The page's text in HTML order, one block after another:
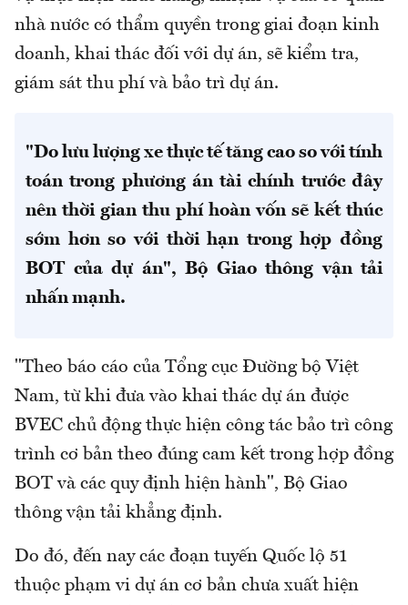
nhà nước có thẩm quyền trong giai đoạn kinh
doanh, khai thác đối với dự án, sẽ kiểm tra,
giám sát thu phí và bảo trì dự án.
"Do lưu lượng xe thực tế tăng cao so với tính
toán trong phương án tài chính trước đây
nên thời gian thu phí hoàn vốn sẽ kết thúc
sớm hơn so với thời hạn trong hợp đồng
BOT của dự án", Bộ Giao thông vận tải
nhấn mạnh.
"Theo báo cáo của Tổng cục Đường bộ Việt
Nam, từ khi đưa vào khai thác dự án được
BVEC chủ động thực hiện công tác bảo trì công
trình cơ bản theo đúng cam kết trong hợp đồng
BOT và các quy định hiện hành", Bộ Giao
thông vận tải khẳng định.
Do đó, đến nay các đoạn tuyến Quốc lộ 51
thuộc phạm vi dự án cơ bản chưa xuất hiện